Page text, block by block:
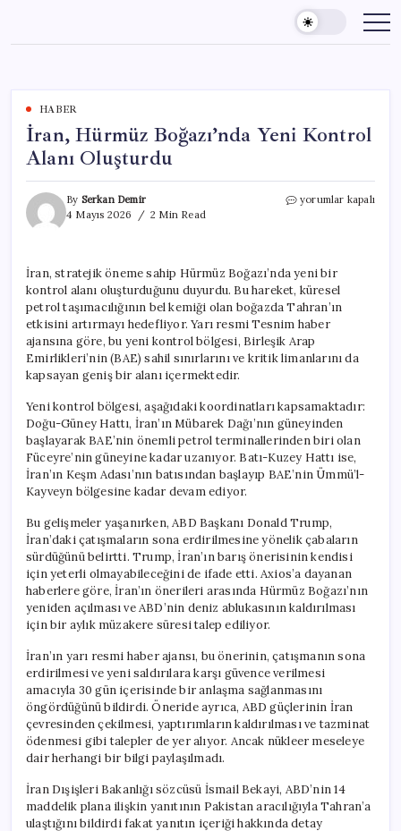
content
HABER
İran, Hürmüz Boğazı’nda Yeni Kontrol
Alanı Oluşturdu
By Serkan Demir
4 Mayıs 2026
2 Min Read
İran,
Alanı
Oluşturdu
için
yorumlar kapalı
İran, stratejik öneme sahip Hürmüz Boğazı’nda yeni bir
kontrol alanı oluşturduğunu duyurdu. Bu hareket, küresel
petrol taşımacılığının bel kemiği olan boğazda Tahran’ın
etkisini artırmayı hedefliyor. Yarı resmi Tesnim haber
ajansına göre, bu yeni kontrol bölgesi, Birleşik Arap
Emirlikleri’nin (BAE) sahil sınırlarını ve kritik limanlarını da
kapsayan geniş bir alanı içermektedir.
Yeni kontrol bölgesi, aşağıdaki koordinatları kapsamaktadır:
Doğu-Güney Hattı, İran’ın Mübarek Dağı’nın güneyinden
başlayarak BAE’nin önemli petrol terminallerinden biri olan
Füceyre’nin güneyine kadar uzanıyor. Batı-Kuzey Hattı ise,
İran’ın Keşm Adası’nın batısından başlayıp BAE’nin Ümmü’l-
Kayveyn bölgesine kadar devam ediyor.
Bu gelişmeler yaşanırken, ABD Başkanı Donald Trump,
İran’daki çatışmaların sona erdirilmesine yönelik çabaların
sürdüğünü belirtti. Trump, İran’ın barış önerisinin kendisi
için yeterli olmayabileceğini de ifade etti. Axios’a dayanan
haberlere göre, İran’ın önerileri arasında Hürmüz Boğazı’nın
yeniden açılması ve ABD’nin deniz ablukasının kaldırılması
için bir aylık müzakere süresi talep ediliyor.
İran’ın yarı resmi haber ajansı, bu önerinin, çatışmanın sona
erdirilmesi ve yeni saldırılara karşı güvence verilmesi
amacıyla 30 gün içerisinde bir anlaşma sağlanmasını
öngördüğünü bildirdi. Öneride ayrıca, ABD güçlerinin İran
çevresinden çekilmesi, yaptırımların kaldırılması ve tazminat
ödenmesi gibi talepler de yer alıyor. Ancak nükleer meseleye
dair herhangi bir bilgi paylaşılmadı.
İran Dışişleri Bakanlığı sözcüsü İsmail Bekayi, ABD’nin 14
maddelik plana ilişkin yanıtının Pakistan aracılığıyla Tahran’a
ulaştığını bildirdi fakat yanıtın içeriği hakkında detay